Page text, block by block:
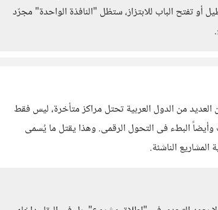
تفتح الباب للابتزاز، ستظل "النافذة الواحدة" مجرّد
من الدول العربية تحتل مراكز متأخرة، ليس فقط
وأيضاً البطء فى التحول الرقمى. وهذا يقتل ما يُسمى
الناشئة.